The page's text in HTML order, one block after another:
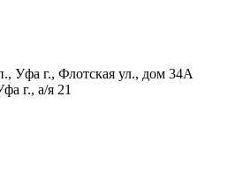
Уфа г., Флотская ул., дом 34А
г., а/я 21